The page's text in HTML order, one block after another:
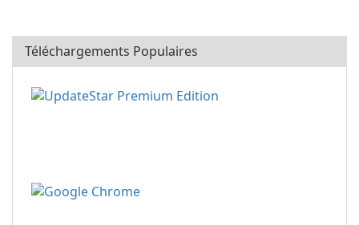
Téléchargements Populaires